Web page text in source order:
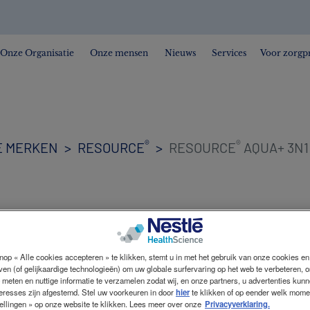
Onze Organisatie Onze mensen Nieuws Services Voor
MERKEN RESOURCE® RESOURCE® AQUA+ 3N1
Resource®Aqua+ 3n1
« Alle cookies accepteren » te klikken, stemt u in met het gebruik van onze cookies
(of gelijkaardige technologieën) om uw globale surfervaring op het web te verbeteren,
en nuttige informatie te verzamelen zodat wij, en onze partners, u advertenties
zijn afgestemd. Stel uw voorkeuren in doorhierte klikken of op eender welk
» op onze website te klikken. Lees meer over onze Privacyverklaring.